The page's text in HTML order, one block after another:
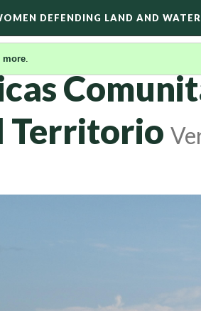
DEFENDING LAND AND WATER
more.
Territorio